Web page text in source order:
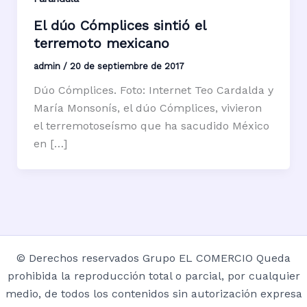
El dúo Cómplices sintió el
terremoto mexicano
admin / 20 de septiembre de 2017
Dúo Cómplices. Foto: Internet Teo Cardalda y
María Monsonís, el dúo Cómplices, vivieron
el terremotoseísmo que ha sacudido México
en […]
© Derechos reservados Grupo EL COMERCIO Queda
prohibida la reproducción total o parcial, por cualquier
medio, de todos los contenidos sin autorización expresa